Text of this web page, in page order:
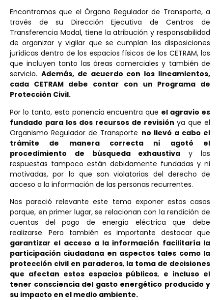
Encontramos que el Órgano Regulador de Transporte, a
través de su Dirección Ejecutiva de Centros de
Transferencia Modal, tiene la atribución y responsabilidad
de organizar y vigilar que se cumplan las disposiciones
jurídicas dentro de los espacios físicos de los CETRAM, los
que incluyen tanto las áreas comerciales y también de
servicio. Además, de acuerdo con los lineamientos,
cada CETRAM debe contar con un Programa de
Protección Civil.
Por lo tanto, esta ponencia encuentra que el agravio es
fundado para los dos recursos de revisión ya que el
Organismo Regulador de Transporte no llevó a cabo el
trámite de manera correcta ni agotó el
procedimiento de búsqueda exhaustiva y las
respuestas tampoco están debidamente fundadas y ni
motivadas, por lo que son violatorias del derecho de
acceso a la información de las personas recurrentes.
Nos pareció relevante este tema exponer estos casos
porque, en primer lugar, se relacionan con la rendición de
cuentas del pago de energía eléctrica que debe
realizarse. Pero también es importante destacar que
garantizar el acceso a la información facilitaría la
participación ciudadana en aspectos tales como la
protección civil en paraderos, la toma de decisiones
que afectan estos espacios públicos, e incluso el
tener consciencia del gasto energético producido y
su impacto en el medio ambiente.